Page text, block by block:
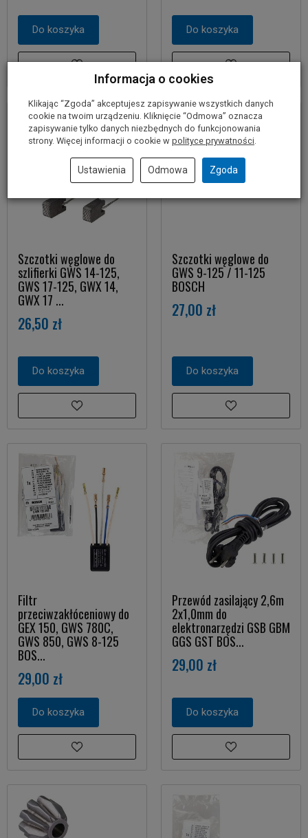
Do koszyka Do koszyka
Szczotki węglowe do
szlifierki GWS 14-125,
GWS 17-125, GWX 14,
GWX 17 ...
26,50 zł
Do koszyka
Szczotki węglowe do
GWS 9-125 / 11-125
BOSCH
27,00 zł
Do koszyka
Filtr
przeciwzakłóceniowy do
GEX 150, GWS 780C,
GWS 850, GWS 8-125
BOS...
29,00 zł
Do koszyka
Przewód zasilający 2,6m
2x1,0mm do
elektronarzędzi GSB GBM
GGS GST BOS...
29,00 zł
Do koszyka
Informacja o cookies
Klikając “Zgoda” akceptujesz zapisywanie wszystkich danych
cookie na twoim urządzeniu. Kliknięcie “Odmowa” oznacza
zapisywanie tylko danych niezbędnych do funkcjonowania
strony. Więcej informacji o cookie w polityce prywatności
Ustawienia Odmowa Zgoda